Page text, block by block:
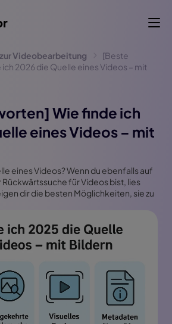
Videobearbeitung
[Beste
2026 die Quelle eines Videos – mit
Wie finde ich
eines Videos – mit
eines Videos? Wenn du ebenfalls auf
Rückwärtssuche für Videos bist, lies
dir die besten Möglichkeiten, sie zu